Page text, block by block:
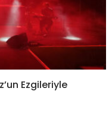
Ezgileriyle